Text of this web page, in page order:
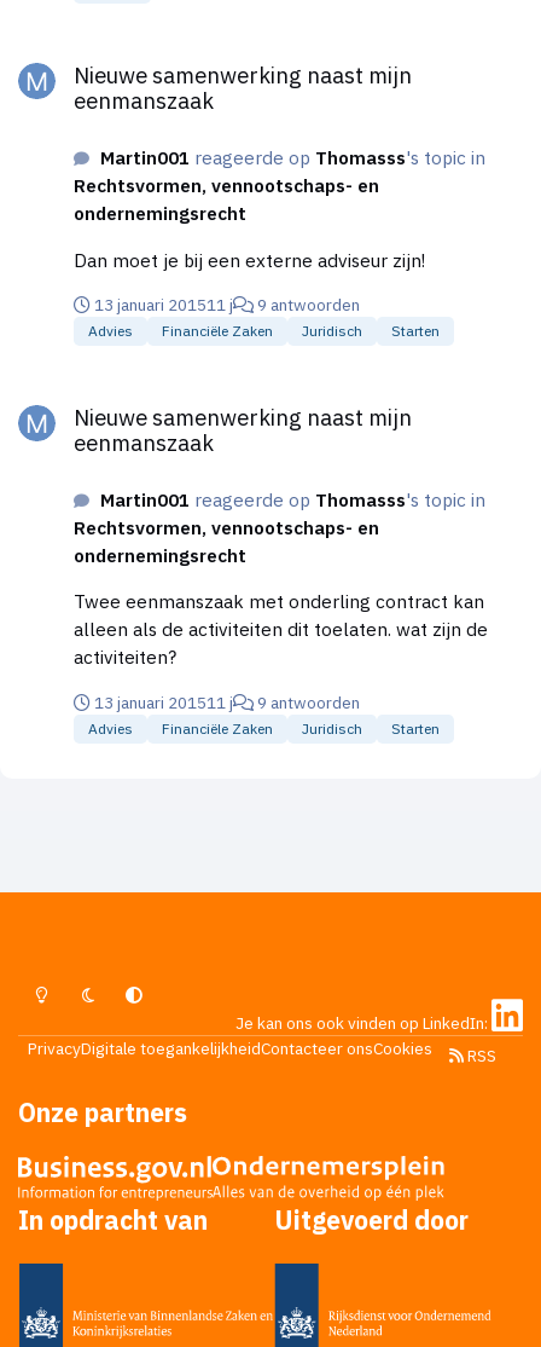
Nieuwe samenwerking naast mijn
eenmanszaak
Martin001 reageerde op Thomasss's topic in
Rechtsvormen, vennootschaps- en
ondernemingsrecht
Dan moet je bij een externe adviseur zijn!
13 januari 201511 j 9 antwoorden
Advies Financiële Zaken Juridisch Starten
Nieuwe samenwerking naast mijn
eenmanszaak
Martin001 reageerde op Thomasss's topic in
Rechtsvormen, vennootschaps- en
ondernemingsrecht
Twee eenmanszaak met onderling contract kan
alleen als de activiteiten dit toelaten. wat zijn de
activiteiten?
13 januari 201511 j 9 antwoorden
Advies Financiële Zaken Juridisch Starten
Lichte ModusDonkere ModusSysteemvoorkeur
Je kan ons ook vinden op LinkedIn:
PrivacyDigitale toegankelijkheidContacteer onsCookies RSS
Onze partners
In opdracht van Uitgevoerd door